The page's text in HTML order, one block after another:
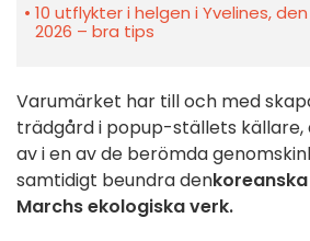
10 utflykter i helgen i Yvelines,
2026 – bra tips
Varumärket har till och med
trädgård i popup-ställets källare,
av i en av de berömda
samtidigt beundra den
Marchsekologiska verk.